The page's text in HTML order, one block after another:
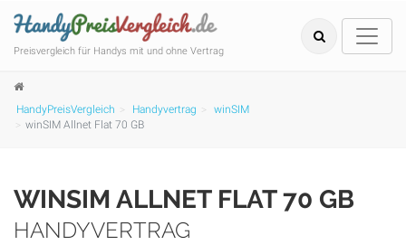
Preisvergleich für Handys mit und ohne Vertrag
HandyPreisVergleich Handyvertrag
winSIM
winSIM Allnet Flat 70 GB
WINSIM ALLNET FLAT 70 GB
HANDYVERTRAG